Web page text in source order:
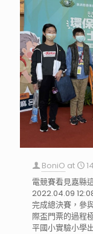
BoniO at
電競賽看見嘉縣
2022.04.09
完成總決賽，參
際盃門票的過程
平國小實驗小學